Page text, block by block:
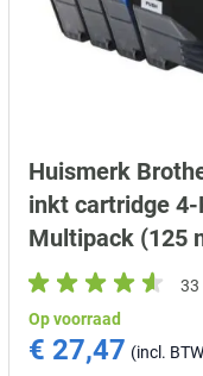
Huismerk
inkt cartridge
Multipack (125
33
Op voorraad
€ 27,47